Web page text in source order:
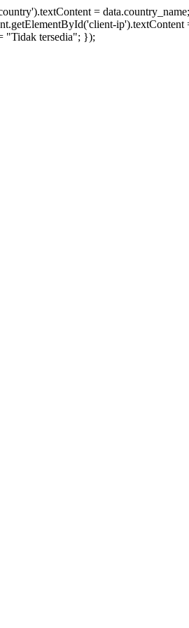
=
ip').textContent
"Tidak tersedia"; });